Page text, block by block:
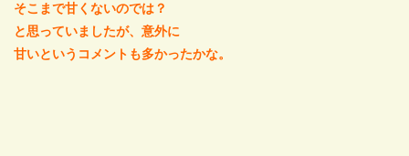
そこまで甘くないのでは？
と思っていましたが、意外に
甘いというコメントも多かったかな。